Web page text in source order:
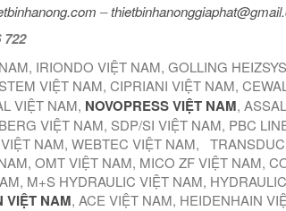
–
IRIONDO VIỆT NAM, GOLLING
VIỆT NAM, CIPRIANI VIỆT NAM,
VIỆT NAM, NOVOPRESS VIỆT NAM,
VIỆT NAM, SDP/SI VIỆT NAM, PBC
NAM, WEBTEC VIỆT NAM,
OMT VIỆT NAM, MICO ZF VIỆT NAM,
M+S HYDRAULIC VIỆT NAM,
VIỆT NAM, ACE VIỆT NAM, HEIDENHAIN